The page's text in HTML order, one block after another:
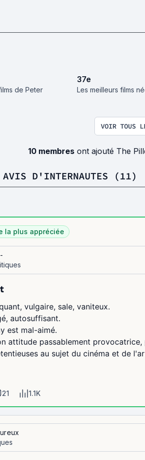
de Peter
37e
Les meilleurs films
VOIR TOUS
10 membres ont ajouté The
D'INTERNAUTES (11)
la plus appréciée
vulgaire, sale, vaniteux.
autosuffisant.
est mal-aimé.
attitude passablement
au sujet du cinéma et de
21 1.1K